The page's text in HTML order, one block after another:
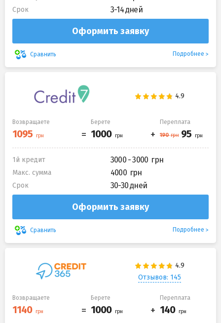
Срок 3-14 дней
Оформить заявку
Сравнить Подробнее
Возвращаете Берете Переплата
1й кредит 3000 - 3000
Макс. сумма 4000
Срок 30-30 дней
Оформить заявку
Сравнить Подробнее
Отзывов: 145
Возвращаете Берете Переплата